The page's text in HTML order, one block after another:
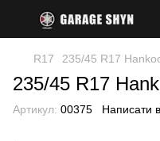
R17 235/45 R17
235/45 R17
Артикул: 00375 Написати